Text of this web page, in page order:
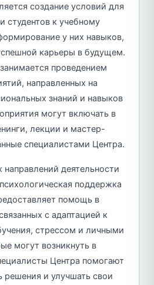
создание условий для
студентов к учебному
у них навыков,
карьеры в будущем.
проведением
направленных на
знаний и навыков
могут включать в
лекции и мастер-
специалистами Центра.
деятельности
поддержка
помощь в
с адаптацией к
стрессом и личными
могут возникнуть в
Центра помогают
решения и улучшать свои